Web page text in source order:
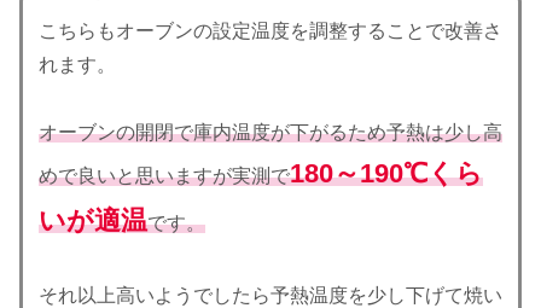
こちらもオーブンの設定温度を調整することで改善さ
れます。
オーブンの開閉で庫内温度が下がるため予熱は少し高
めで良いと思いますが実測で180～190℃くら
いが適温です。
それ以上高いようでしたら予熱温度を少し下げて焼い